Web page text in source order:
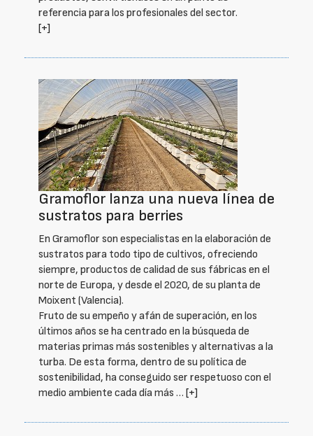
referencia para los profesionales del sector.
[+]
Gramoflor lanza una nueva línea de
sustratos para berries
En Gramoflor son especialistas en la elaboración de
sustratos para todo tipo de cultivos, ofreciendo
siempre, productos de calidad de sus fábricas en el
norte de Europa, y desde el 2020, de su planta de
Moixent (Valencia).
Fruto de su empeño y afán de superación, en los
últimos años se ha centrado en la búsqueda de
materias primas más sostenibles y alternativas a la
turba. De esta forma, dentro de su política de
sostenibilidad, ha conseguido ser respetuoso con el
medio ambiente cada día más … [+]